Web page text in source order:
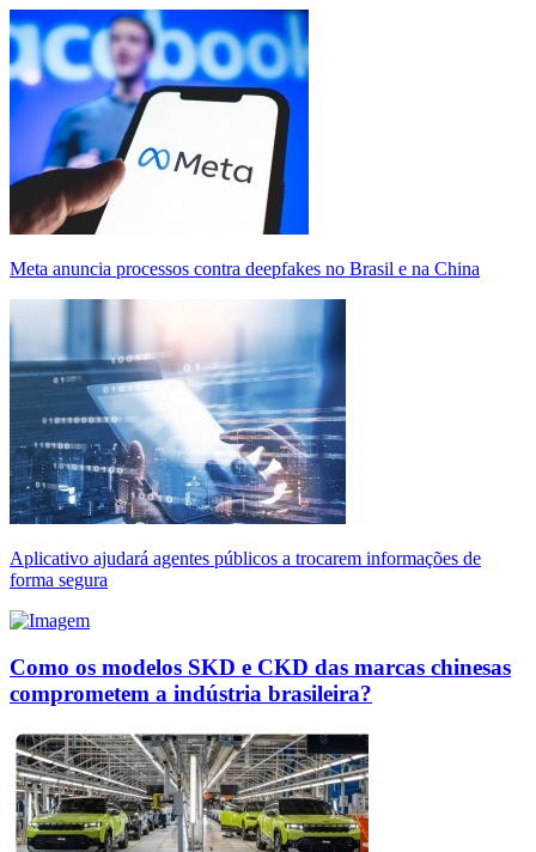
Meta anuncia processos contra deepfakes no Brasil e na China
Aplicativo ajudará agentes públicos a trocarem informações de
forma segura
Como os modelos SKD e CKD das marcas chinesas
comprometem a indústria brasileira?